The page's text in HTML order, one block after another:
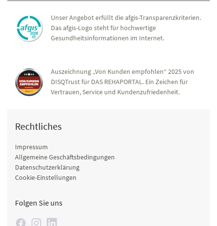
Unser Angebot erfüllt die afgis-Transparenzkriterien.
Das afgis-Logo steht für hochwertige
Gesundheitsinformationen im Internet.
Auszeichnung „Von Kunden empfohlen“ 2025 von
DISQTrust für DAS REHAPORTAL. Ein Zeichen für
Vertrauen, Service und Kundenzufriedenheit.
Rechtliches
Impressum
Allgemeine Geschäftsbedingungen
Datenschutzerklärung
Cookie-Einstellungen
Folgen Sie uns